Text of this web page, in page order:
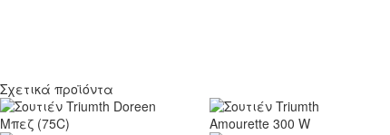
Σχετικά προϊόντα